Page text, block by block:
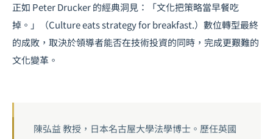
正如 Peter Drucker 的經典洞見：「文化把策略當早餐吃
掉。」（Culture eats strategy for breakfast.）數位轉型最終
的成敗，取決於領導者能否在技術投資的同時，完成更艱難的
文化變革。
陳弘益 教授，日本名古屋大學法學博士。歷任英國